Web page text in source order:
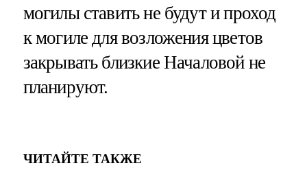
могилы ставить не будут и проход
к могиле для возложения цветов
закрывать близкие Началовой не
планируют.
ЧИТАЙТЕ ТАКЖЕ